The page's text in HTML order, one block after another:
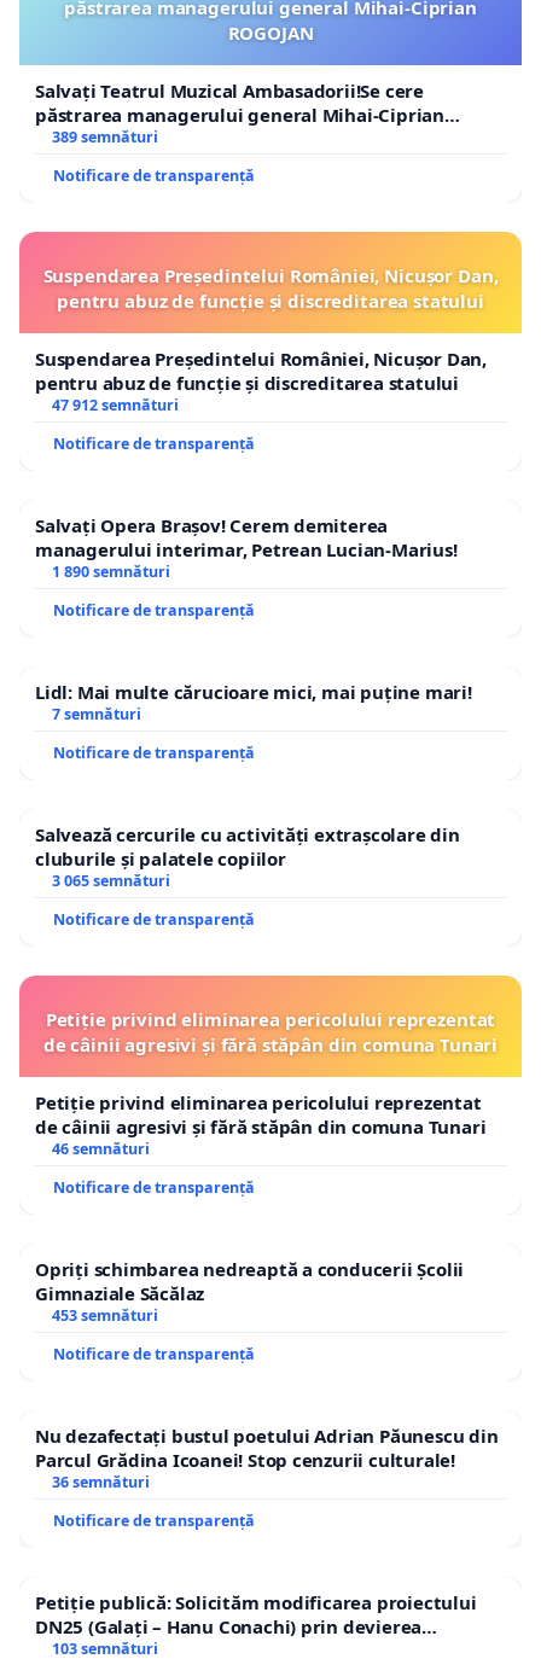
păstrarea managerului general Mihai-Ciprian
ROGOJAN
Salvați Teatrul Muzical Ambasadorii!Se cere
păstrarea managerului general Mihai-Ciprian
ROGOJAN
389 semnături
Notificare de transparență
Suspendarea Președintelui României, Nicușor Dan,
pentru abuz de funcție și discreditarea statului
Suspendarea Președintelui României, Nicușor Dan,
pentru abuz de funcție și discreditarea statului
47 912 semnături
Notificare de transparență
Salvați Opera Brașov! Cerem demiterea
managerului interimar, Petrean Lucian-Marius!
1 890 semnături
Notificare de transparență
Lidl: Mai multe cărucioare mici, mai puține mari!
7 semnături
Notificare de transparență
Salvează cercurile cu activități extrașcolare din
cluburile și palatele copiilor
3 065 semnături
Notificare de transparență
Petiție privind eliminarea pericolului reprezentat
de câinii agresivi și fără stăpân din comuna Tunari
Petiție privind eliminarea pericolului reprezentat
de câinii agresivi și fără stăpân din comuna Tunari
46 semnături
Notificare de transparență
Opriți schimbarea nedreaptă a conducerii Școlii
Gimnaziale Săcălaz
453 semnături
Notificare de transparență
Nu dezafectați bustul poetului Adrian Păunescu din
Parcul Grădina Icoanei! Stop cenzurii culturale!
36 semnături
Notificare de transparență
Petiție publică: Solicităm modificarea proiectului
DN25 (Galați – Hanu Conachi) prin devierea
traseului în afara localităților!
103 semnături